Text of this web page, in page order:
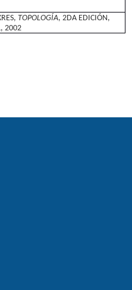
TOPOLOGÍA, 2DA EDICIÓN,
2002